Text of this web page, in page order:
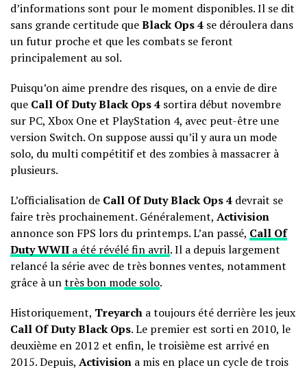
d’informations sont pour le moment disponibles. Il se dit
sans grande certitude queBlack Ops 4 se déroulera dans
un futur proche et que les combats se feront
principalement au sol.
Puisqu’on aime prendre des risques, on a envie de dire
que Call Of Duty Black Ops 4 sortira début novembre
sur PC, Xbox One et PlayStation 4, avec peut-être une
version Switch. On suppose aussi qu’il y aura un mode
solo, du multi compétitif et des zombies à massacrer à
plusieurs.
L’officialisation de Call Of Duty Black Ops 4 devrait se
faire très prochainement. Généralement, Activision
annonce son FPS lors du printemps. L’an passé, Call Of
Duty WWII a été révélé fin avril. Il a depuis largement
relancé la série avec de très bonnes ventes, notamment
grâce à untrès bon mode solo.
Historiquement, Treyarch a toujours été derrière les jeux
Call Of Duty Black Ops. Le premier est sorti en 2010, le
deuxième en 2012 et enfin, le troisième est arrivé en
2015. Depuis, Activision a mis en place un cycle de trois